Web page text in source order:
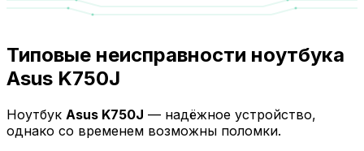
Типовые неисправности ноутбука
Asus K750J
Ноутбук Asus K750J — надёжное устройство,
однако со временем возможны поломки.